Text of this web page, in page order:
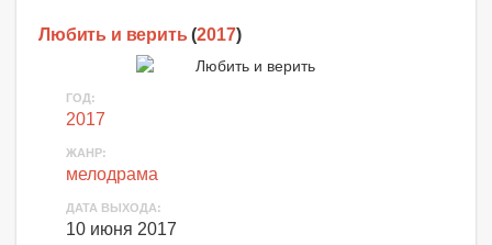
Любить и верить (2017)
ГОД:
2017
ЖАНР:
мелодрама
ДАТА ВЫХОДА:
10 июня 2017